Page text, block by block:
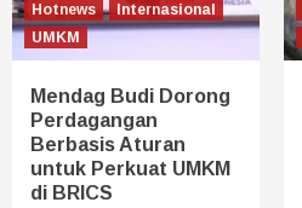
Hotnews
Internasional
UMKM
Mendag Budi Dorong
Perdagangan
Berbasis Aturan
untuk Perkuat UMKM
di BRICS